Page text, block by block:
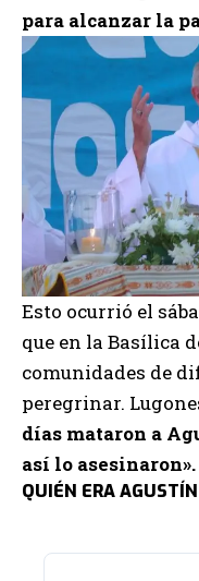
para alcanzar la
Esto ocurrió el
que en la Basílica
comunidades de
peregrinar.
días mataron a
así lo asesinaron».
QUIÉN ERA